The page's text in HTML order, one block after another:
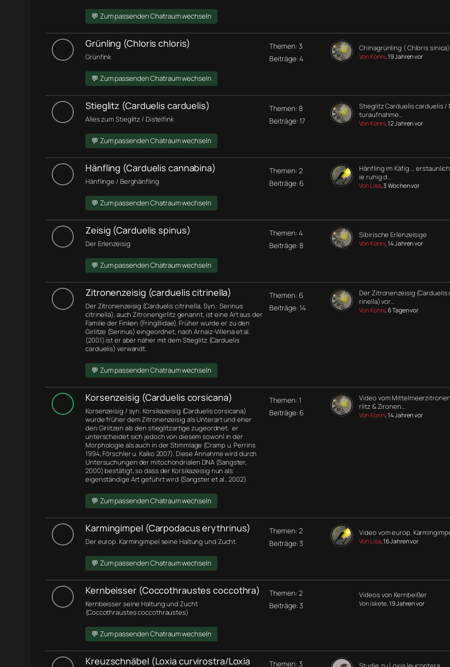
💬 Zum passenden Chatraum wechseln
Grünling (Chloris chloris)
Grünfink
💬 Zum passenden Chatraum wechseln
Themen: 3
Beiträge: 4
Chinagrünling ( Chloris sinica)
Von Konni, 19 Jahren vor
Stieglitz (Carduelis carduelis)
Alles zum Stieglitz / Distelfink
💬 Zum passenden Chatraum wechseln
Themen: 8
Beiträge: 17
Stieglitz Carduelis carduelis /
turaufnahme…
Von Konni, 12 Jahren vor
Hänfling (Carduelis cannabina)
Hänflinge / Berghänfling
💬 Zum passenden Chatraum wechseln
Themen: 2
Beiträge: 6
Hänfling im Käfig …
ie ruhig d…
Von Lisa, 3 Wochen vor
Zeisig (Carduelis spinus)
Der Erlenzeisig
💬 Zum passenden Chatraum wechseln
Themen: 4
Beiträge: 8
Sibirische Erlenzeisige
Von Konni, 14 Jahren vor
Zitronenzeisig (carduelis citrinella)
Der Zitronenzeisig (Carduelis citrinella, Syn.: Serinus
citrinella), auch Zitronengirlitz genannt, ist eine Art aus der
Familie der Finken (Fringillidae). Früher wurde er zu den
Girlitze (Serinus) eingeordnet, nach Arnaiz-Villena et al.
(2001) ist er aber näher mit dem Stieglitz (Carduelis
carduelis) verwandt.
💬 Zum passenden Chatraum wechseln
Themen: 6
Beiträge: 14
Der Zitronenzeisig (Carduelis
rinella) vor…
Von Konni, 6 Tagen vor
Korsenzeisig (Carduelis corsicana)
Korsenzeisig / syn. Korsikazeisig (Carduelis corsicana)
wurde früher dem Zitronenzeisig als Unterart und eher
den Girlitzen als den stieglitzartige zugeordnet. er
unterscheidet sich jedoch von diesem sowohl in der
Morphologie als auch in der Stimmlage (Cramp u. Perrins
1994, Förschler u. Kalko 2007). Diese Annahme wird durch
Untersuchungen der mitochondrialen DNA (Sangster,
2000) bestätigt, so dass der Korsikazeisig nun als
eigenständige Art geführt wird (Sangster et al., 2002).
💬 Zum passenden Chatraum wechseln
Themen: 1
Beiträge: 6
Video vom
rlitz & Zironen…
Von Konni, 14 Jahren vor
Karmingimpel (Carpodacus erythrinus)
Der europ. Karmingimpel seine Haltung und Zucht.
💬 Zum passenden Chatraum wechseln
Themen: 2
Beiträge: 3
Video vom europ.
Von Lisa, 16 Jahren vor
Kernbeisser (Coccothraustes coccothra)
Kernbeisser seine Haltung und Zucht
(Coccothraustes coccothraustes)
💬 Zum passenden Chatraum wechseln
Themen: 2
Beiträge: 3
Videos von Kernbeißer
Von iskete, 19 Jahren vor
Kreuzschnäbel (Loxia curvirostra/Loxia Themen: 3